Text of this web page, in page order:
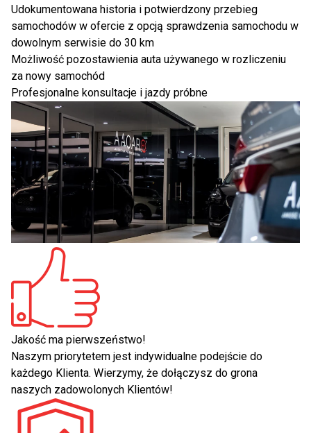
Udokumentowana historia i potwierdzony przebieg
samochodów w ofercie z opcją sprawdzenia samochodu w
dowolnym serwisie do 30 km
Możliwość pozostawienia auta używanego w rozliczeniu
za nowy samochód
Profesjonalne konsultacje i jazdy próbne
Jakość ma pierwszeństwo!
Naszym priorytetem jest indywidualne podejście do
każdego Klienta. Wierzymy, że dołączysz do grona
naszych zadowolonych Klientów!